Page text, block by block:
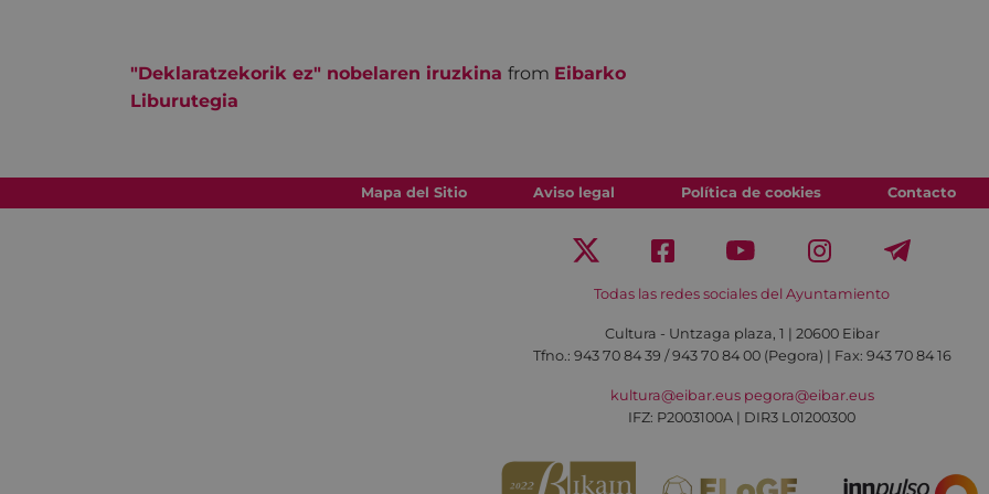
"Deklaratzekorik ez" nobelaren iruzkina from Eibarko
Liburutegia
Mapa del Sitio Aviso legal Política de cookies Contacto
Todas las redes sociales del Ayuntamiento
Cultura - Untzaga plaza, 1 | 20600 Eibar
Tfno.: 943 70 84 39 / 943 70 84 00 (Pegora) | Fax: 943 70 84 16
kultura@eibar.eus pegora@eibar.eus
IFZ: P2003100A | DIR3 L01200300